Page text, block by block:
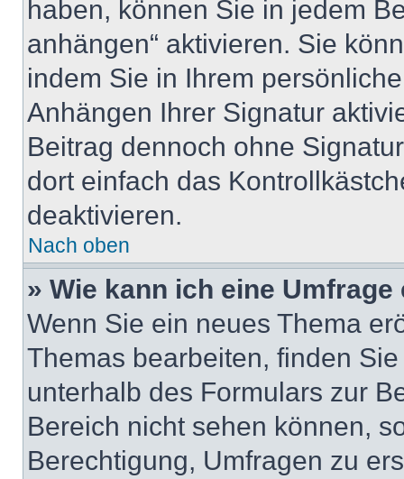
haben, können Sie in jedem
anhängen“ aktivieren. Sie
indem Sie in Ihrem
Anhängen Ihrer Signatur
Beitrag dennoch ohne
dort einfach das
deaktivieren.
Nach oben
» Wie kann ich eine
Wenn Sie ein neues Thema
Themas bearbeiten, finden
unterhalb des Formulars zur
Bereich nicht sehen können,
Berechtigung, Umfragen zu